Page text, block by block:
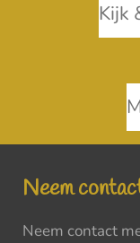
Kijk
Neem
Neem contact